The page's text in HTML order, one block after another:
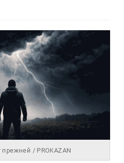
/ PROKAZAN